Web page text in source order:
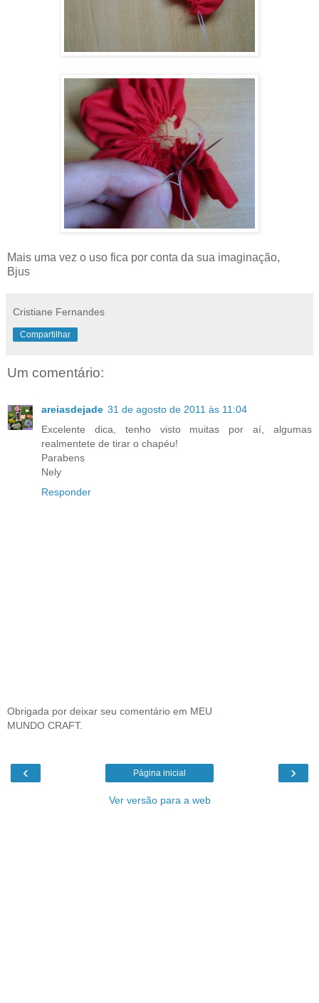
Mais uma vez o uso fica por conta da sua imaginação,
Bjus
Cristiane Fernandes
Compartilhar
Um comentário:
areiasdejade 31 de agosto de 2011 às 11:04
Excelente dica, tenho visto muitas por aí, algumas
realmentete de tirar o chapéu!
Parabens
Nely
Responder
Obrigada por deixar seu comentário em MEU
MUNDO CRAFT.
‹ ›
Página inicial
Ver versão para a web